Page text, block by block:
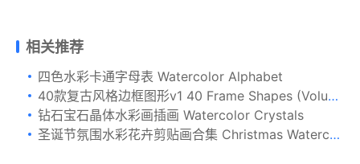
相关推荐
四色水彩卡通字母表 Watercolor Alphabet
40款复古风格边框图形v1 40 Frame Shapes (Volume 1)
钻石宝石晶体水彩画插画 Watercolor Crystals
圣诞节氛围水彩花卉剪贴画合集 Christmas Watercolor Flowers Clipart